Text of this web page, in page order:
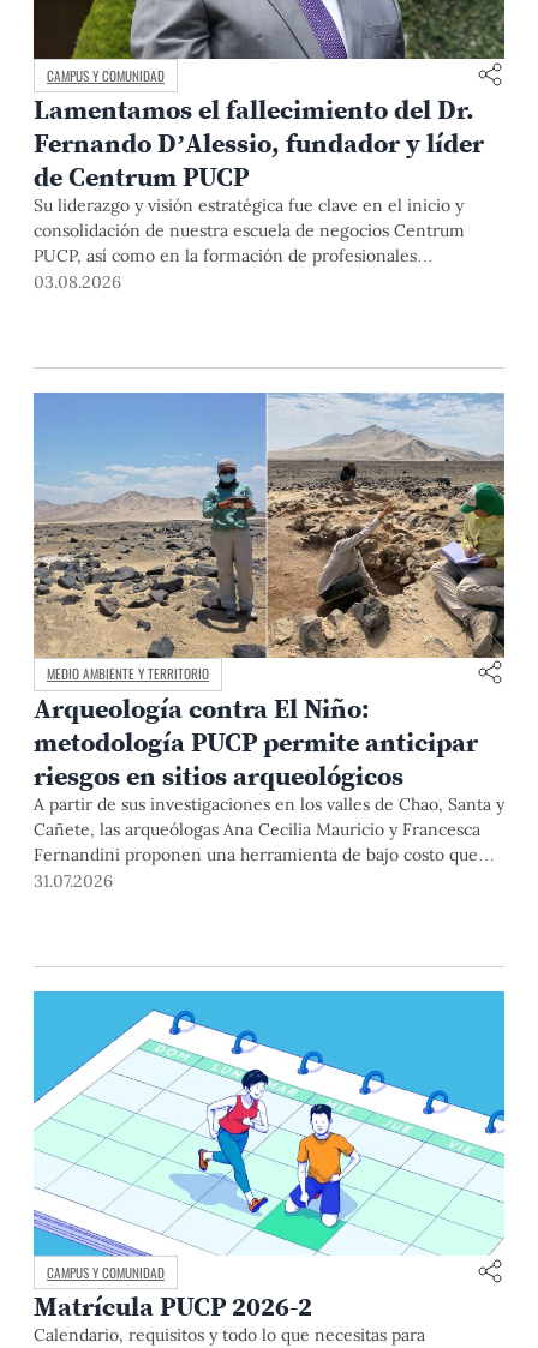
CAMPUS Y COMUNIDAD
Lamentamos el fallecimiento del Dr.
Fernando D’Alessio, fundador y líder
de Centrum PUCP
Su liderazgo y visión estratégica fue clave en el inicio y
consolidación de nuestra escuela de negocios Centrum
PUCP, así como en la formación de profesionales
empresariales comprometidos con el país. Por todo ello,
03.08.2026
MEDIO AMBIENTE Y TERRITORIO
Arqueología contra El Niño:
metodología PUCP permite anticipar
riesgos en sitios arqueológicos
A partir de sus investigaciones en los valles de Chao, Santa y
Cañete, las arqueólogas Ana Cecilia Mauricio y Francesca
Fernandini proponen una herramienta de bajo costo que
combina datos abiertos, mapas, sistemas de información
31.07.2026
CAMPUS Y COMUNIDAD
Matrícula PUCP 2026-2
Calendario, requisitos y todo lo que necesitas para